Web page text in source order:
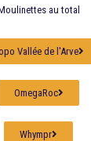
au total
Vallée de l'Arve
OmegaRoc
Whympr